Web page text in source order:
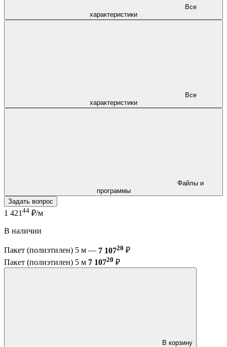
характеристики
характеристики
программы
Задать вопрос
1 421 44 ₽/м
В наличии
Пакет (полиэтилен) 5 м — 7 10720 ₽
Пакет (полиэтилен) 5 м 7 10720 ₽
В корзину